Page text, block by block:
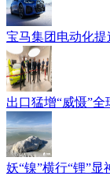
宝马集团电动化
出口猛增“威慑”
妖“镍”横行“锂”